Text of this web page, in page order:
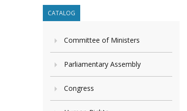
CATALOG
Committee of Ministers
Parliamentary Assembly
Congress